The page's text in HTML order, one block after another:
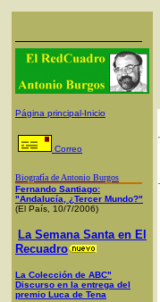
Página principal-Inicio
Correo
Biografía de Antonio Burgos
Fernando Santiago:
"Andalucía, ¿Tercer Mundo?"
(El País, 10/7/2006)
La Semana Santa en El
Recuadro
La Colección de ABC"
Discurso en la entrega del
premio Luca de Tena